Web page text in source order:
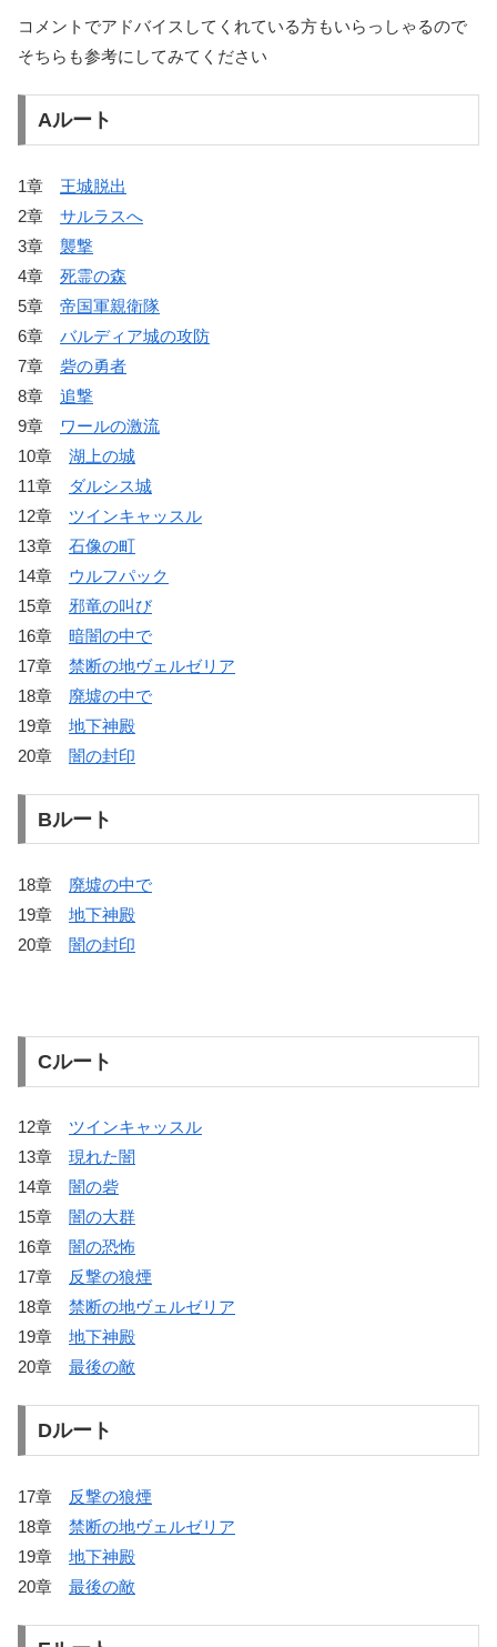
コメントでアドバイスしてくれている方もいらっしゃるので
そちらも参考にしてみてください
Aルート
1章 王城脱出
2章 サルラスへ
3章 襲撃
4章 死霊の森
5章 帝国軍親衛隊
6章 バルディア城の攻防
7章 砦の勇者
8章 追撃
9章
ワールの激流
10章 湖上の城
11章
ダルシス城
12章 ツインキャッスル
13章 石像の町
14章 ウルフパック
15章 邪竜の叫び
16章 暗闇の中で
17章 禁断の地ヴェルゼリア
18章 廃墟の中で
19章 地下神殿
20章 闇の封印
Bルート
18章 廃墟の中で
19章 地下神殿
20章 闇の封印
Cルート
12章 ツインキャッスル
13章 現れた闇
14章 闇の砦
15章 闇の大群
16章 闇の恐怖
17章
反撃の狼煙
18章 禁断の地ヴェルゼリア
19章 地下神殿
20章 最後の敵
Dルート
17章
反撃の狼煙
18章 禁断の地ヴェルゼリア
19章 地下神殿
20章 最後の敵